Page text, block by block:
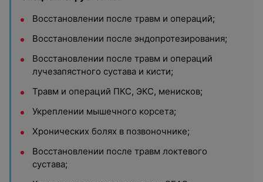
Восстановлении после травм и операций;
Восстановлении после эндопротезирования;
Восстановлении после травм и операций
лучезапястного сустава и кисти;
Травм и операций ПКС, ЭКС, менисков;
Укреплении мышечного корсета;
Хронических болях в позвоночнике;
Восстановлении после травм локтевого
сустава;